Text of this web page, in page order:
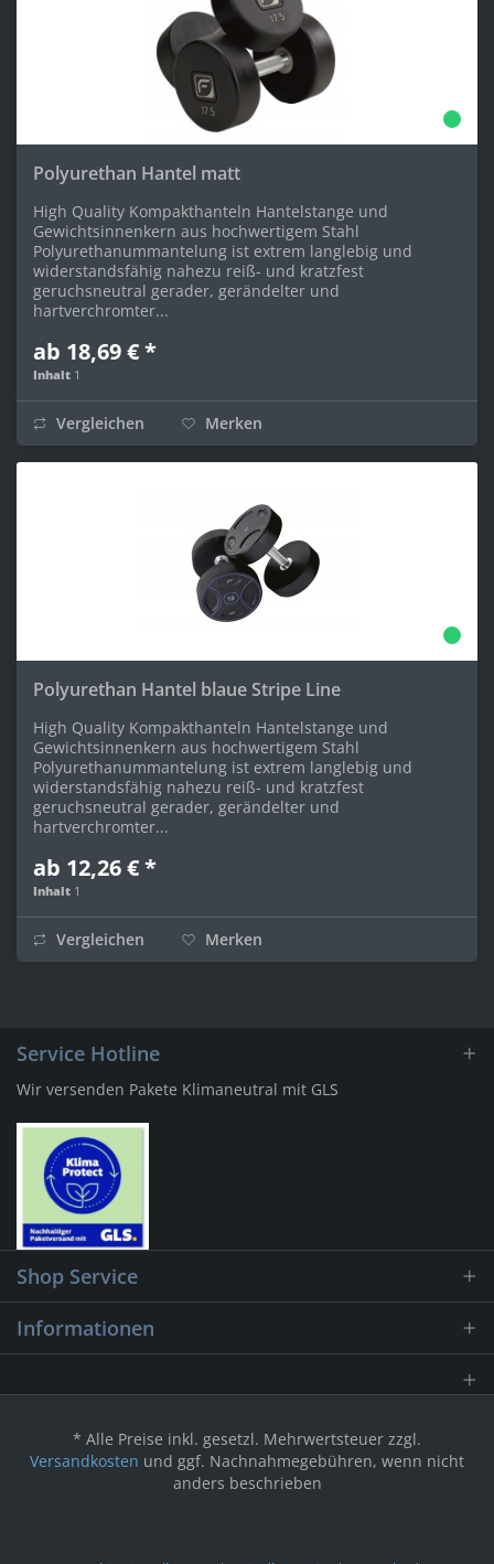
Polyurethan Hantel matt
High Quality Kompakthanteln Hantelstange und
Gewichtsinnenkern aus hochwertigem Stahl
Polyurethanummantelung ist extrem langlebig und
widerstandsfähig nahezu reiß- und kratzfest
geruchsneutral gerader, gerändelter und
hartverchromter...
ab 18,69 € *
Inhalt 1
Vergleichen Merken
Polyurethan Hantel blaue Stripe Line
High Quality Kompakthanteln Hantelstange und
Gewichtsinnenkern aus hochwertigem Stahl
Polyurethanummantelung ist extrem langlebig und
widerstandsfähig nahezu reiß- und kratzfest
geruchsneutral gerader, gerändelter und
hartverchromter...
ab 12,26 € *
Inhalt 1
Vergleichen Merken
Service Hotline
Wir versenden Pakete Klimaneutral mit GLS
Shop Service
Informationen
* Alle Preise inkl. gesetzl. Mehrwertsteuer zzgl.
Versandkosten und ggf. Nachnahmegebühren, wenn nicht
anders beschrieben